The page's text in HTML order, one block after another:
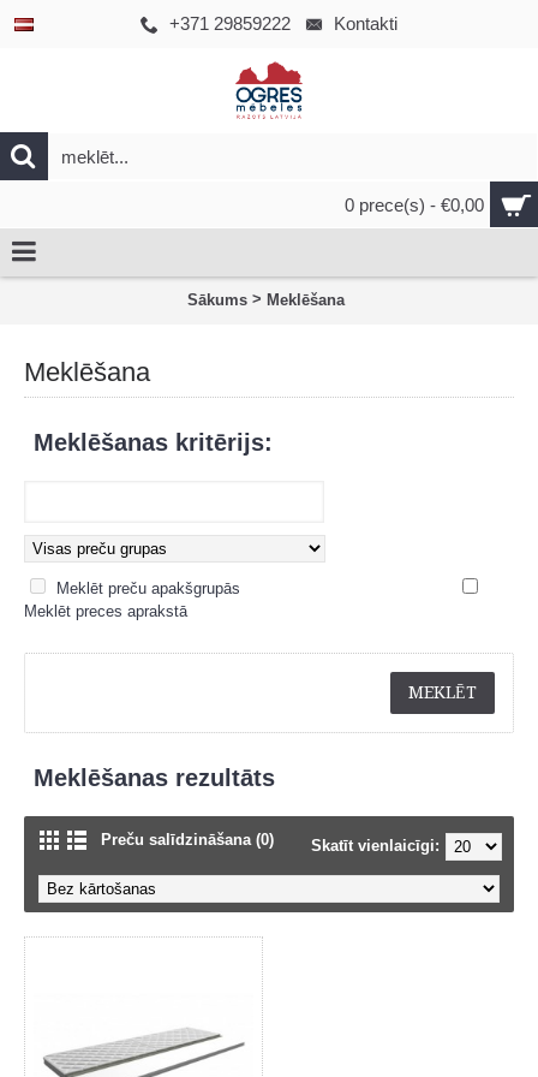
+371 29859222 Kontakti
0 prece(s) - €0,00
Sākums > Meklēšana
Meklēšana
Meklēšanas kritērijs:
Meklēt preču apakšgrupās
Meklēt preces aprakstā
Meklēšanas rezultāts
Preču salīdzināšana (0) Skatīt vienlaicīgi: